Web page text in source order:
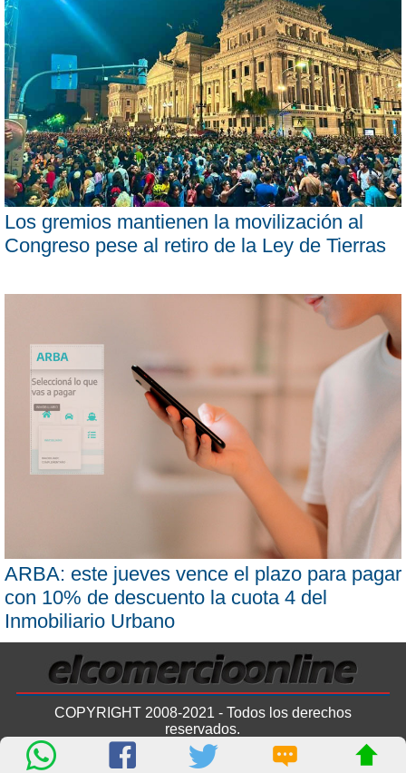
Los gremios mantienen la movilización al
Congreso pese al retiro de la Ley de Tierras
ARBA: este jueves vence el plazo para pagar
con 10% de descuento la cuota 4 del
Inmobiliario Urbano
COPYRIGHT 2008-2021 - Todos los derechos
reservados.